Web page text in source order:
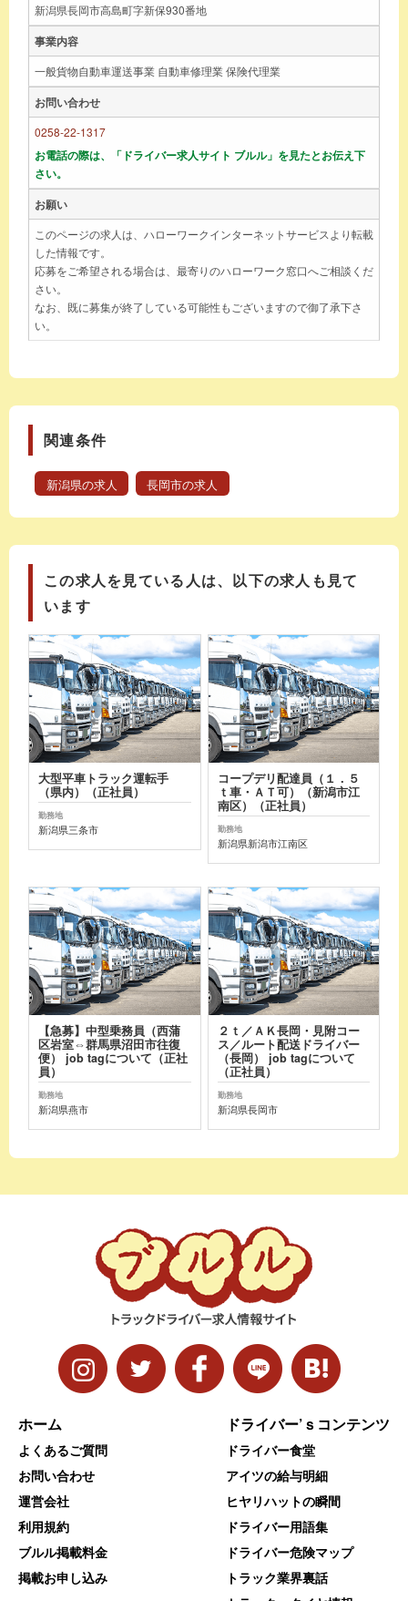
新潟県長岡市高島町字新保930番地
事業内容
一般貨物自動車運送事業 自動車修理業 保険代理業
お問い合わせ
0258-22-1317
お電話の際は、「ドライバー求人サイト ブルル」を見たとお伝え下
さい。
お願い
このページの求人は、ハローワークインターネットサービスより転載
した情報です。
応募をご希望される場合は、最寄りのハローワーク窓口へご相談くだ
さい。
なお、既に募集が終了している可能性もございますので御了承下さ
い。
関連条件
新潟県の求人 長岡市の求人
この求人を見ている人は、以下の求人も見て
います
大型平車トラック運転手
（県内）（正社員）
勤務地
新潟県三条市
コープデリ配達員（１．５
ｔ車・ＡＴ可）（新潟市江
南区）（正社員）
勤務地
新潟県新潟市江南区
【急募】中型乗務員（西蒲
区岩室⇔群馬県沼田市往復
便） job tagについて（正社
員）
勤務地
新潟県燕市
２ｔ／ＡＫ長岡・見附コー
ス／ルート配送ドライバー
（長岡） job tagについて
（正社員）
勤務地
新潟県長岡市
ホーム
よくあるご質問
お問い合わせ
運営会社
利用規約
ブルル掲載料金
掲載お申し込み
ドライバー’ｓコンテンツ
ドライバー食堂
アイツの給与明細
ヒヤリハットの瞬間
ドライバー用語集
ドライバー危険マップ
トラック業界裏話